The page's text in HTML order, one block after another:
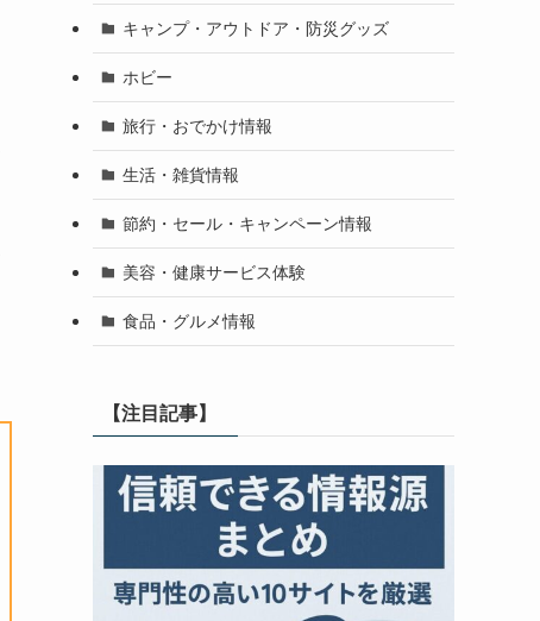
キャンプ・アウトドア・防災グッズ
ホビー
旅行・おでかけ情報
生活・雑貨情報
節約・セール・キャンペーン情報
美容・健康サービス体験
食品・グルメ情報
【注目記事】